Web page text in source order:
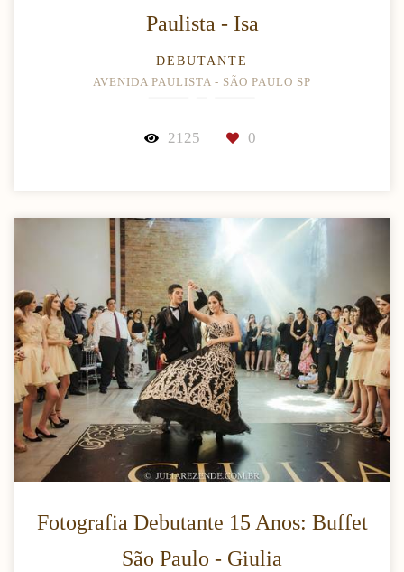
Paulista - Isa
DEBUTANTE
AVENIDA PAULISTA - SÃO PAULO SP
2125 0
Fotografia Debutante 15 Anos: Buffet
São Paulo - Giulia